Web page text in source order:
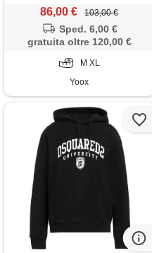
86,00 € 103,00 €
Sped. 6,00 €
gratuita oltre 120,00 €
M XL
Yoox